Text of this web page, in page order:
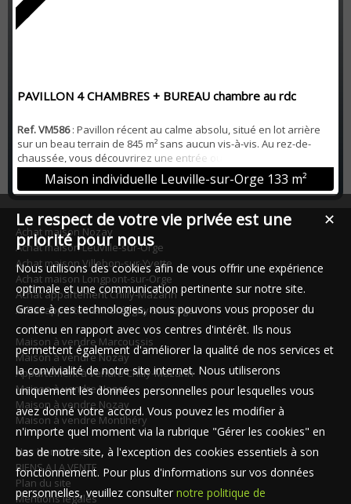
PAVILLON 4 CHAMBRES + BUREAU chambre au rdc
Ref. VM586: Pavillon récent au calme absolu, situé en lot arrière
sur un beau terrain de 845 m² sans aucun vis-à-vis. Au rez-de-
chaussée, vous découvrirez une entrée ouvrant sur un vaste
séjour lumineux de 38 m² avec cuisine équipée moderne, le tout
donnant accès à une agréable terrasse idéale pour vos moments
de détente. Une suite parentale de 15 m² avec salle d’eau
privative ainsi qu’un WC indépen...
Maison individuelle Leuville-sur-Orge 133 m²
Achat maison Nozay
Achat maison Leuville-sur-Orge
Achat maison Villebon-sur-Yvette
Achat maison Longpont-sur-Orge
Achat appartement Chilly-Mazarin
Achat appartement Brétigny-sur-Orge
Maison à vendre Marcoussis
Maison à vendre Nozay
Appartement à vendre Chilly-Mazarin
Maison à vendre Nozay
Maison à vendre Nozay
Maison à vendre Montlhéry
Nos Honoraires
BIENS A LA VENTE
Plan du site
Mentions légales
✕
Le respect de votre vie privée est une
priorité pour nous
Nous utilisons des cookies afin de vous offrir une expérience
optimale et une communication pertinente sur notre site.
Grace à ces technologies, nous pouvons vous proposer du
contenu en rapport avec vos centres d'intérêt. Ils nous
permettent également d'améliorer la qualité de nos services et
la convivialité de notre site internet. Nous utiliserons
uniquement les données personnelles pour lesquelles vous
avez donné votre accord. Vous pouvez les modifier à
n'importe quel moment via la rubrique "Gérer les cookies" en
bas de notre site, à l'exception des cookies essentiels à son
fonctionnement. Pour plus d'informations sur vos données
personnelles, veuillez consulter notre politique de